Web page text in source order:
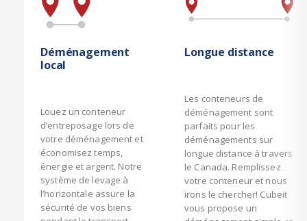
Déménagement
local
Louez un conteneur
d’entreposage lors de
votre déménagement et
économisez temps,
énergie et argent. Notre
système de levage à
l’horizontale assure la
sécurité de vos biens
Longue distance
Les conteneurs de
déménagement sont
parfaits pour les
déménagements sur
longue distance à travers
le Canada. Remplissez
votre conteneur et nous
irons le chercher! Cubeit
vous propose un